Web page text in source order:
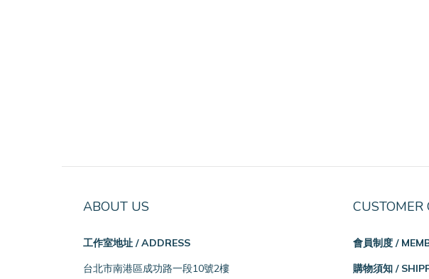
ABOUT US
工作室地址 / ADDRESS
台北市南港區成功路一段10號2樓
CUSTOMER
會員制度 /
購物須知 /